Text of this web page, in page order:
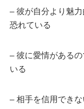
– 彼が自分より魅
恐れている
– 彼に愛情がある
いる
– 相手を信用でき